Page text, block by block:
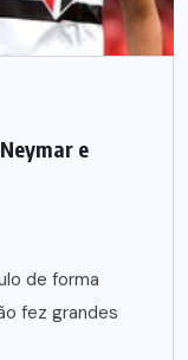
e
de forma
fez grandes